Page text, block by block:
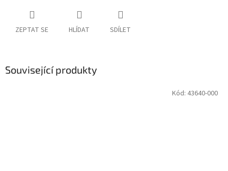
ZEPTAT SE HLÍDAT SDÍLET
Související produkty
Kód: 43640-000